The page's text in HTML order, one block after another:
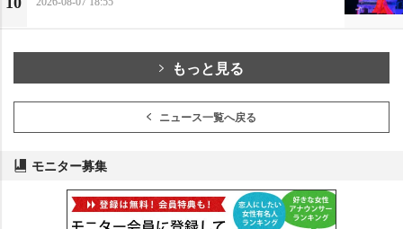
もっと見る
ニュース一覧へ戻る
モニター募集